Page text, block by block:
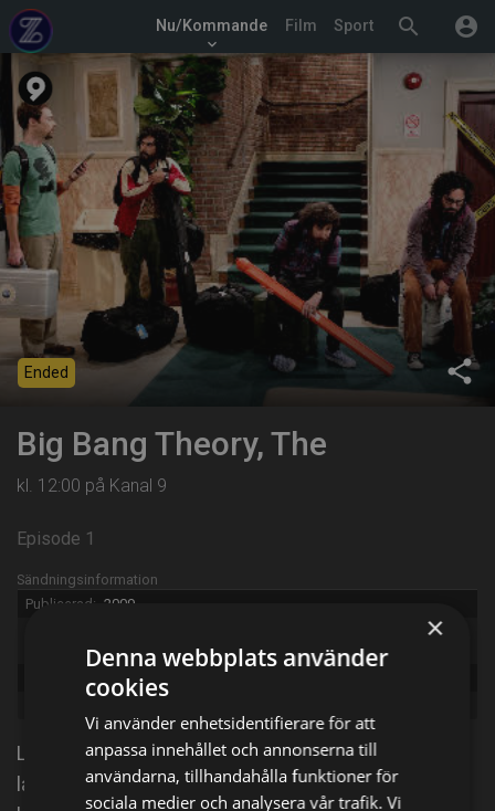
search account_circle
Nu/Kommande
keyboard_arrow_down
Film Sport
share
Ended
Big Bang Theory, The
kl. 12:00 på Kanal 9
Episode 1
Sändningsinformation
Publicerad: 2009
The Electric Can Opener Fluctuation
Leonard och Sheldon är briljanta fysiker – genier i
labbet men socialt inkompetenta överallt annars. Då
×
Denna webbplats använder
cookies
Vi använder enhetsidentifierare för att
anpassa innehållet och annonserna till
användarna, tillhandahålla funktioner för
sociala medier och analysera vår trafik. Vi